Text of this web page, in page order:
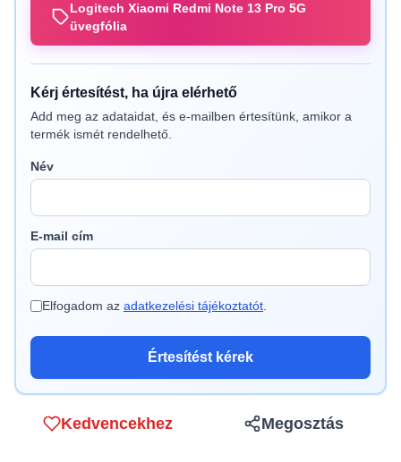
Logitech Xiaomi Redmi Note 13 Pro 5G
üvegfólia
Kérj értesítést, ha újra elérhető
Add meg az adataidat, és e-mailben értesítünk, amikor a
termék ismét rendelhető.
Név
E-mail cím
Elfogadom az adatkezelési tájékoztatót
Értesítést kérek
Kedvencekhez Megosztás